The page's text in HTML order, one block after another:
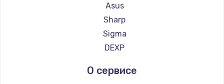
Asus
Sharp
Sigma
DEXP
О сервисе